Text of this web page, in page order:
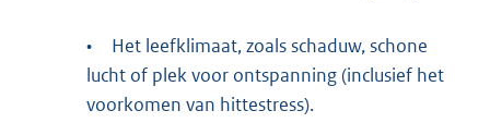
•
Het leefklimaat, zoals schaduw, schone
lucht of plek voor ontspanning (inclusief het
voorkomen van hittestress).